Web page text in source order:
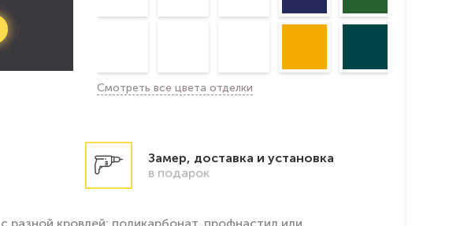
Смотреть все цвета отделки
Замер, доставка и установка
в подарок